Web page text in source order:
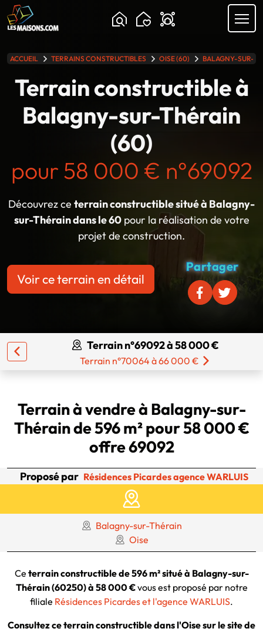
ACCUEIL TERRAINS CONSTRUCTIBLES OISE (60) BALAGNY-SUR-
Terrain constructible à
Balagny-sur-Thérain
(60)
pour 58 000 € n°69092
Découvrez ce terrain constructible situé à Balagny-
sur-Thérain dans le 60pour la réalisation de votre
projet de construction.
Voir ce terrain en détail
Partager
Terrain n°69092 à 58 000 €
Terrain n°70064 à 66 000 €
Terrain à vendre à Balagny-sur-
Thérain de 596 m² pour 58 000 €
offre 69092
Proposé par Résidences Picardes agence WARLUIS
Balagny-sur-Thérain
Oise
Ce terrain constructible de 596 m² situé à Balagny-sur-
Thérain (60250) à 58 000 €vous est proposé par notre
filiale Résidences Picardes et l'agence WARLUIS.
Consultez ce terrain constructible dans l'Oise sur le site de